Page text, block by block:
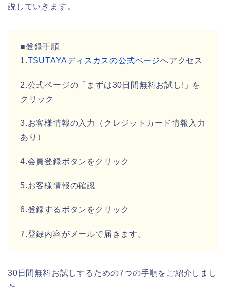
説していきます。
■登録手順
1.TSUTAYAディスカスの公式ページへアクセス
2.公式ページの「まずは30日間無料お試し!」を
クリック
3.お客様情報の入力（クレジットカード情報入力
あり）
4.会員登録ボタンをクリック
5.お客様情報の確認
6.登録するボタンをクリック
7.登録内容がメールで届きます。
30日間無料お試しするための7つの手順をご紹介しまし